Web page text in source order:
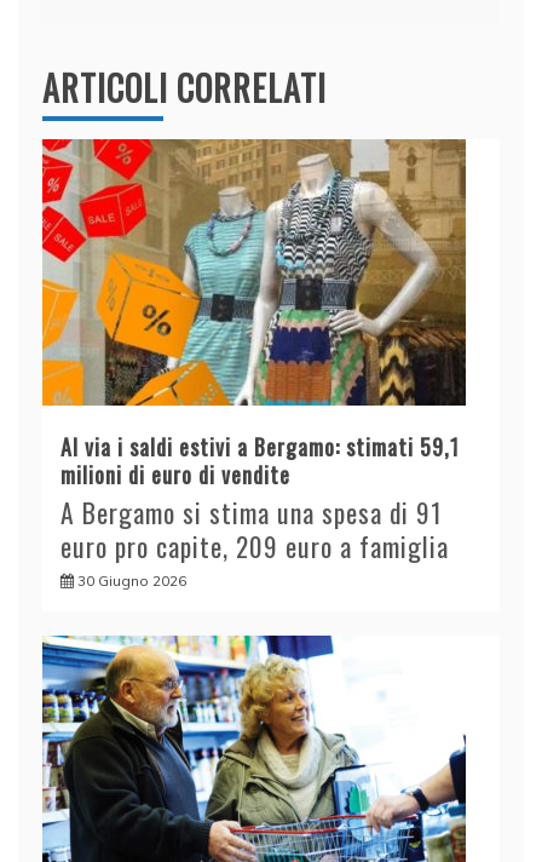
ARTICOLI CORRELATI
Al via i saldi estivi a Bergamo: stimati 59,1
milioni di euro di vendite
A Bergamo si stima una spesa di 91
euro pro capite, 209 euro a famiglia
30 Giugno 2026